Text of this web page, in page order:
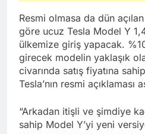
Resmi olmasa da dün
göre ucuz Tesla Model Y
ülkemize giriş yapacak.
girecek modelin yaklaşık
civarında satış fiyatına
Tesla’nın resmi açıklaması
“Arkadan itişli ve şimdiye
sahip Model Y’yi yeni